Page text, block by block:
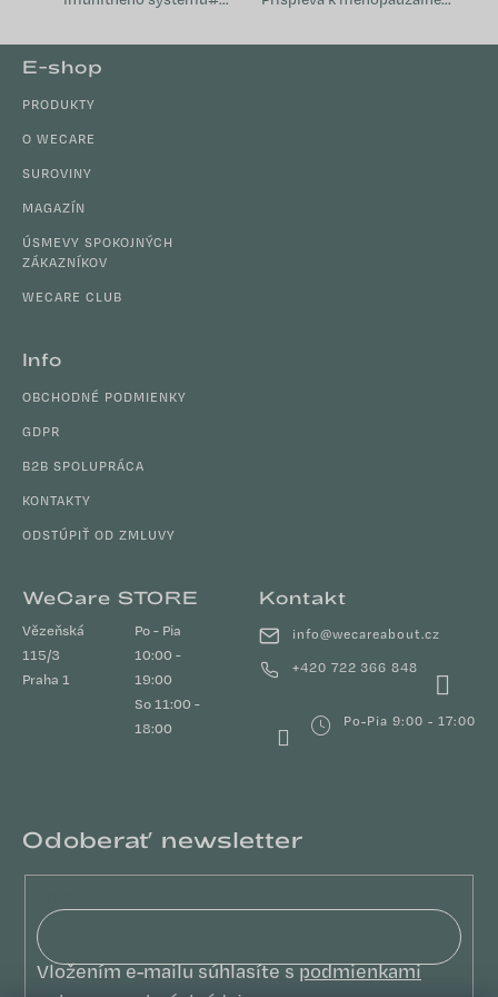
imunitného systému
Napomáha pri oslabení
nehormonálny Nespôsobuje
E-shop
PRODUKTY
O WECARE
SUROVINY
MAGAZÍN
ÚSMEVY SPOKOJNÝCH
ZÁKAZNÍKOV
WECARE CLUB
Info
OBCHODNÉ PODMIENKY
GDPR
B2B SPOLUPRÁCA
KONTAKTY
ODSTÚPIŤ OD ZMLUVY
WeCare STORE
Vězeňská
115/3
Praha 1
Po - Pia
10:00 -
19:00
So 11:00 -
18:00
Kontakt
info@wecareabout.cz
+420 722 366 848
Po-Pia 9:00 - 17:00
Odoberať newsletter
Vložením e-mailu súhlasíte spodmienkami